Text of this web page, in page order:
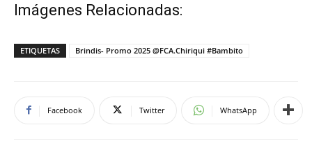
Imágenes Relacionadas:
ETIQUETAS Brindis- Promo 2025 @FCA.Chiriqui #Bambito
Facebook Twitter WhatsApp